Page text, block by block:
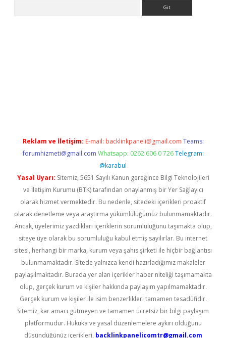
Reklam ve İletişim: E-mail: backlinkpaneli@gmail.com Teams:
forumhizmeti@gmail.com Whatsapp: 0262 606 0 726 Telegram:
@karabul
Yasal Uyarı: Sitemiz, 5651 Sayılı Kanun gereğince Bilgi Teknolojileri
ve İletişim Kurumu (BTK) tarafından onaylanmış bir Yer Sağlayıcı
olarak hizmet vermektedir. Bu nedenle, sitedeki içerikleri proaktif
olarak denetleme veya araştırma yükümlülüğümüz bulunmamaktadır.
Ancak, üyelerimiz yazdıkları içeriklerin sorumluluğunu taşımakta olup,
siteye üye olarak bu sorumluluğu kabul etmiş sayılırlar. Bu internet
sitesi, herhangi bir marka, kurum veya şahıs şirketi ile hiçbir bağlantısı
bulunmamaktadır. Sitede yalnızca kendi hazırladığımız makaleler
paylaşılmaktadır. Burada yer alan içerikler haber niteliği taşımamakta
olup, gerçek kurum ve kişiler hakkında paylaşım yapılmamaktadır.
Gerçek kurum ve kişiler ile isim benzerlikleri tamamen tesadüfidir.
Sitemiz, kar amacı gütmeyen ve tamamen ücretsiz bir bilgi paylaşım
platformudur. Hukuka ve yasal düzenlemelere aykırı olduğunu
düşündüğünüz içerikleri, backlinkpanelicomtr@gmail.com